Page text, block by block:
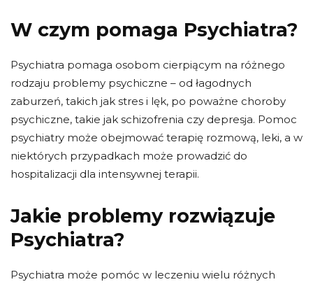
W czym pomaga Psychiatra?
Psychiatra pomaga osobom cierpiącym na różnego
rodzaju problemy psychiczne – od łagodnych
zaburzeń, takich jak stres i lęk, po poważne choroby
psychiczne, takie jak schizofrenia czy depresja. Pomoc
psychiatry może obejmować terapię rozmową, leki, a w
niektórych przypadkach może prowadzić do
hospitalizacji dla intensywnej terapii.
Jakie problemy rozwiązuje
Psychiatra?
Psychiatra może pomóc w leczeniu wielu różnych